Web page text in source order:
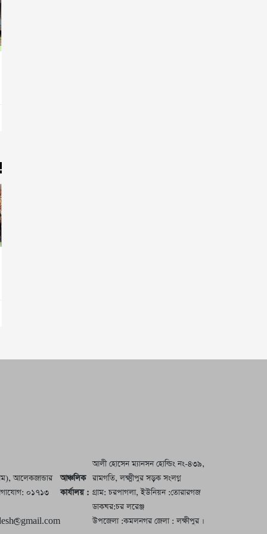
আলেকজান্ডার
০১৭১৩
আঞ্চলিক
কার্যালয় :
আলী হোসেন ম্যানসন হোল্ডিং নং-৪৩৯,
রামগতি, লক্ষ্মীপুর সড়ক সংলগ্ন
গ্রাম: চরপাগলা, ইউনিয়ন :তোরারগজ
ডাকঘর:চর লরেঞ্জ
উপজেলা :কমলনগর জেলা : লক্ষীপুর ।